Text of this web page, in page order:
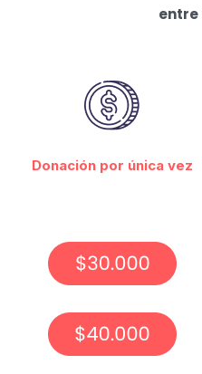
entre
Donación por única vez